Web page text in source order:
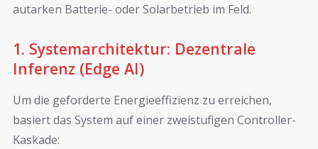
autarken Batterie- oder Solarbetrieb im Feld.
1. Systemarchitektur: Dezentrale
Inferenz (Edge AI)
Um die geforderte Energieeffizienz zu erreichen,
basiert das System auf einer zweistufigen Controller-
Kaskade: